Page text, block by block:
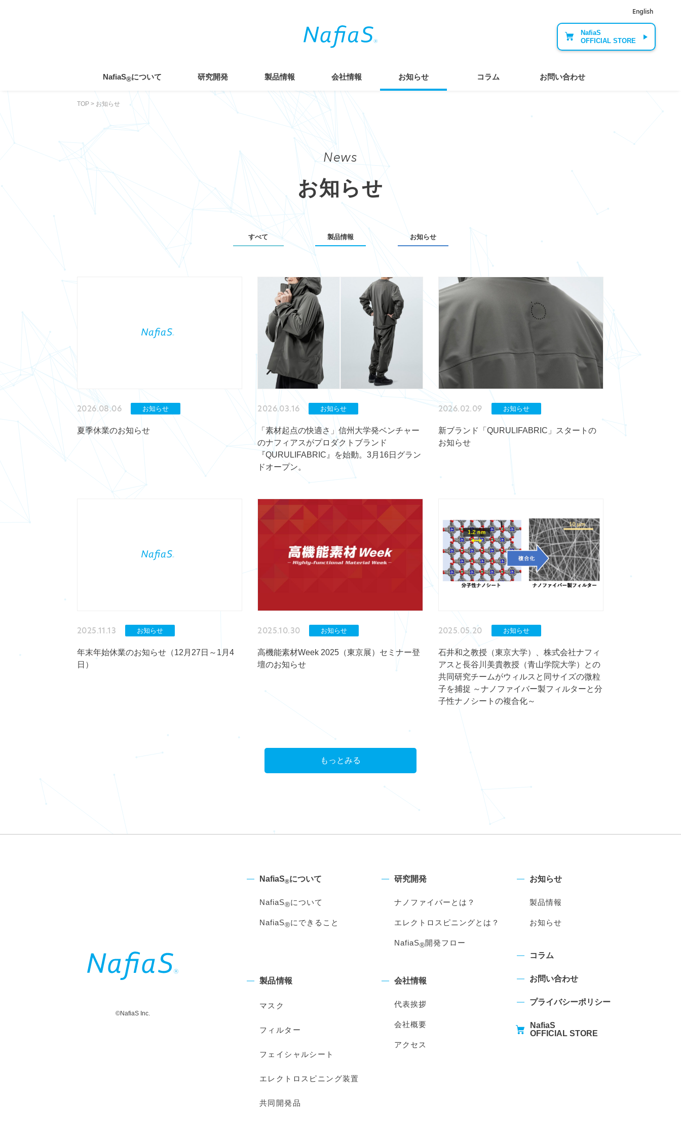
NafiaS®について 研究開発 製品情報 会社情報 お知らせ コラム お問い合わせ
English
NafiaS
OFFICIAL STORE
TOP > お知らせ
News
お知らせ
すべて 製品情報 お知らせ
2026.08.06 お知らせ
夏季休業のお知らせ
2026.03.16 お知らせ
「素材起点の快適さ」信州大学発ベンチャー
のナフィアスがプロダクトブランド
『QURULIFABRIC』を始動。3月16日グラン
ドオープン。
2026.02.09 お知らせ
新ブランド「QURULIFABRIC」スタートの
お知らせ
2025.11.13 お知らせ
年末年始休業のお知らせ（12月27日～1月4
日）
2025.10.30 お知らせ
高機能素材Week 2025（東京展）セミナー登
壇のお知らせ
2025.05.20 お知らせ
石井和之教授（東京大学）、株式会社ナフィ
アスと長谷川美貴教授（青山学院大学）との
共同研究チームがウィルスと同サイズの微粒
子を捕捉 ～ナノファイバー製フィルターと分
子性ナノシートの複合化～
もっとみる
©NafiaS Inc.
NafiaS®について
NafiaS®について
NafiaS®にできること
研究開発
ナノファイバーとは？
エレクトロスピニングとは？
NafiaS®開発フロー
お知らせ
製品情報
お知らせ
製品情報
マスク
フィルター
フェイシャルシート
エレクトロスピニング装置
共同開発品
会社情報
代表挨拶
会社概要
アクセス
コラム
お問い合わせ
プライバシーポリシー
NafiaS
OFFICIAL STORE